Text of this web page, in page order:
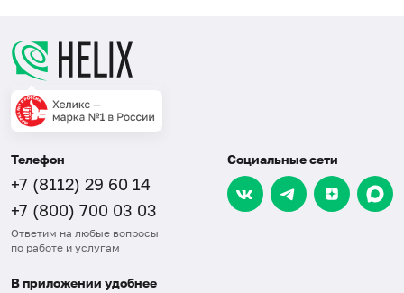
Телефон
+7 (8112) 29 60 14
+7 (800) 700 03 03
Ответим на любые вопросы
по работе и услугам
Социальные сети
В приложении удобнее